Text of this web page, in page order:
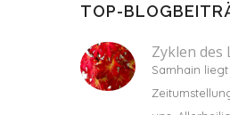
TOP-
Zyklen des
Samhain